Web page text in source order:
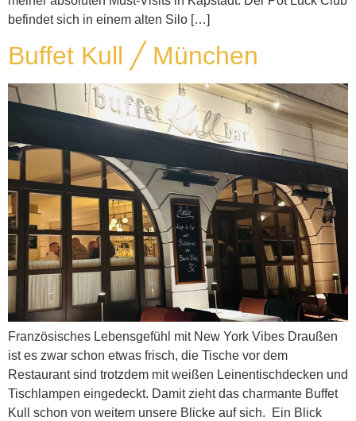
befindet sich in einem alten Silo […]
Buffet Kull ╱ München
Französisches Lebensgefühl mit New York Vibes Draußen
ist es zwar schon etwas frisch, die Tische vor dem
Restaurant sind trotzdem mit weißen Leinentischdecken und
Tischlampen eingedeckt. Damit zieht das charmante Buffet
Kull schon von weitem unsere Blicke auf sich. Ein Blick